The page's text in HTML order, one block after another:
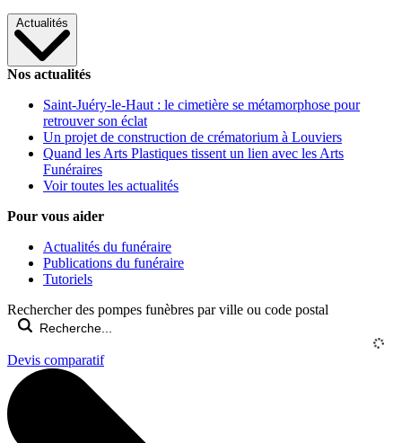
Actualités
Nos actualités
Saint-Juéry-le-Haut : le cimetière se métamorphose pour
retrouver son éclat
Un projet de construction de crématorium à Louviers
Quand les Arts Plastiques tissent un lien avec les Arts
Funéraires
Voir toutes les actualités
Pour vous aider
Actualités du funéraire
Publications du funéraire
Tutoriels
Rechercher des pompes funèbres par ville ou code postal
Devis comparatif